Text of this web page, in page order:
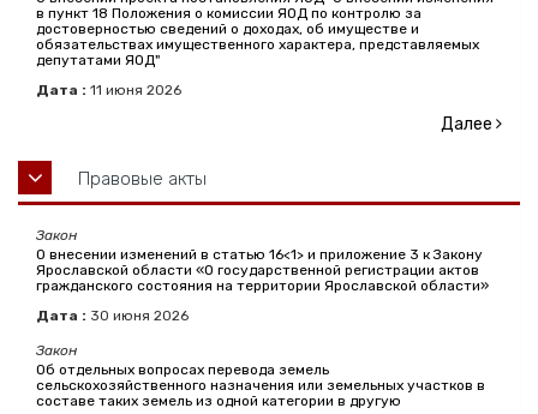
в пункт 18 Положения о комиссии ЯОД по контролю за
достоверностью сведений о доходах, об имуществе и
обязательствах имущественного характера, представляемых
депутатами ЯОД"
Дата : 11 июня 2026
Далее
Правовые акты
Закон
О внесении изменений в статью 16<1> и приложение 3 к Закону
Ярославской области «О государственной регистрации актов
гражданского состояния на территории Ярославской области»
Дата : 30 июня 2026
Закон
Об отдельных вопросах перевода земель
сельскохозяйственного назначения или земельных участков в
составе таких земель из одной категории в другую